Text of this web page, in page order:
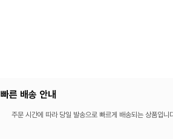
빠른 배송 안내
주문 시간에 따라 당일 발송으로 빠르게 배송되는 상품입니